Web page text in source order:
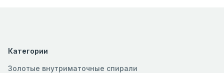
Категории
Золотые внутриматочные спирали